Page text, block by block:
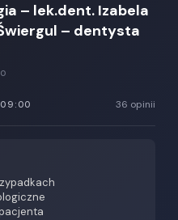
– lek.dent. Izabela
– dentysta
09:00 36 opinii